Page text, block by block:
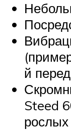
й
Steed
рослых